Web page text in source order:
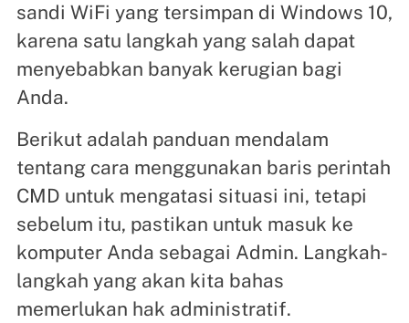
sandi WiFi yang tersimpan di Windows 10,
karena satu langkah yang salah dapat
menyebabkan banyak kerugian bagi
Anda.
Berikut adalah panduan mendalam
tentang cara menggunakan baris perintah
CMD untuk mengatasi situasi ini, tetapi
sebelum itu, pastikan untuk masuk ke
komputer Anda sebagai Admin. Langkah-
langkah yang akan kita bahas
memerlukan hak administratif.